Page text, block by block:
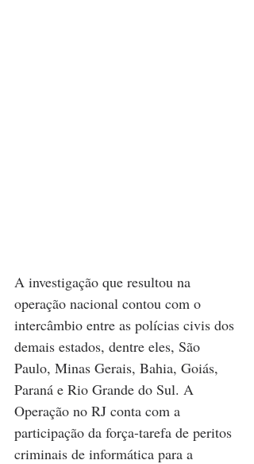
A investigação que resultou na
operação nacional contou com o
intercâmbio entre as polícias civis dos
demais estados, dentre eles, São
Paulo, Minas Gerais, Bahia, Goiás,
Paraná e Rio Grande do Sul. A
Operação no RJ conta com a
participação da força-tarefa de peritos
criminais de informática para a